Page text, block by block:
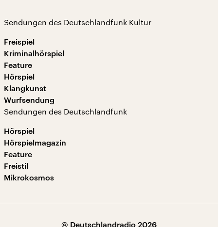
Sendungen des Deutschlandfunk Kultur
Freispiel
Kriminalhörspiel
Feature
Hörspiel
Klangkunst
Wurfsendung
Sendungen des Deutschlandfunk
Hörspiel
Hörspielmagazin
Feature
Freistil
Mikrokosmos
© Deutschlandradio 2026